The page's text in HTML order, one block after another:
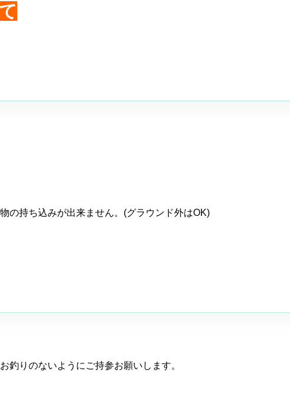
の持ち込みが出来ません。(グラウンド外はOK)
りのないようにご持参お願いします。